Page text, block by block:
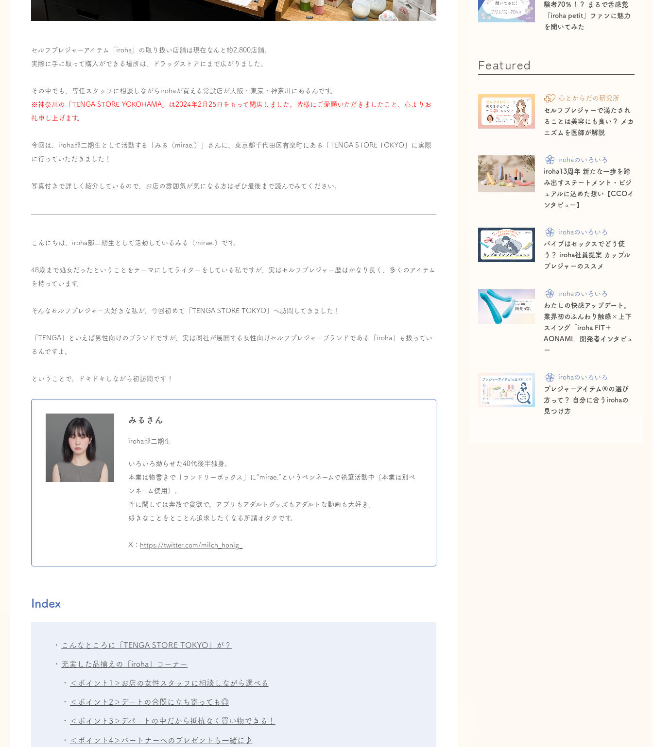
セルフプレジャーアイテム「iroha」の取り扱い店舗は現在なんと約2,800店舗。
実際に手に取って購入ができる場所は、ドラッグストアにまで広がりました。
その中でも、専任スタッフに相談しながらirohaが買える常設店が大阪・東京・神奈川にあるんです。
※神奈川の「TENGA STORE YOKOHAMA」は2024年2月25日をもって閉店しました。皆様にご愛顧いただきましたこと、心よりお
礼申し上げます。
今回は、iroha部二期生として活動する「みる（mirae.）」さんに、東京都千代田区有楽町にある「TENGA STORE TOKYO」に実際
に行っていただきました！
写真付きで詳しく紹介しているので、お店の雰囲気が気になる方はぜひ最後まで読んでみてください。
こんにちは、iroha部二期生として活動しているみる（mirae.）です。
48歳まで処女だったということをテーマにしてライターをしている私ですが、実はセルフプレジャー歴はかなり長く、多くのアイテム
を持っています。
そんなセルフプレジャー大好きな私が、今回初めて「TENGA STORE TOKYO」へ訪問してきました！
「TENGA」といえば男性向けのブランドですが、実は同社が展開する女性向けセルフプレジャーブランドである「iroha」も扱ってい
るんですよ。
ということで、ドキドキしながら初訪問です！
みるさん
iroha部二期生
いろいろ拗らせた40代後半独身。
本業は物書きで「ランドリーボックス」に“mirae.”というペンネームで執筆活動中（本業は別ペ
ンネーム使用）。
性に関しては奔放で貪欲で、アプリもアダルトグッズもアダルトな動画も大好き。
好きなことをとことん追求したくなる所謂オタクです。
X： https://twitter.com/milch_honig_
Index
こんなところに「TENGA STORE TOKYO」が？
充実した品揃えの「iroha」コーナー
＜ポイント1＞お店の女性スタッフに相談しながら選べる
＜ポイント2＞デートの合間に立ち寄っても◎
＜ポイント3＞デパートの中だから抵抗なく買い物できる！
＜ポイント4＞パートナーへのプレゼントも一緒に♪
験者70％！？ まるで舌感覚
「iroha petit」ファンに魅力
を聞いてみた
Featured
心とからだの研究所
セルフプレジャーで満たされ
ることは美容にも良い？ メカ
ニズムを医師が解説
irohaのいろいろ
iroha13周年 新たな一歩を踏
み出すステートメント・ビジ
ュアルに込めた想い【CCOイ
ンタビュー】
irohaのいろいろ
バイブはセックスでどう使
う？ iroha社員提案 カップル
プレジャーのススメ
irohaのいろいろ
わたしの快感アップデート。
業界初のふんわり触感×上下
スイング「iroha FIT＋
AONAMI」開発者インタビュ
ー
irohaのいろいろ
プレジャーアイテム®の選び
方って？ 自分に合うirohaの
見つけ方